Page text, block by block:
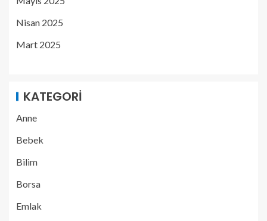
Nisan 2025
Mart 2025
KATEGORI
Anne
Bebek
Bilim
Borsa
Emlak